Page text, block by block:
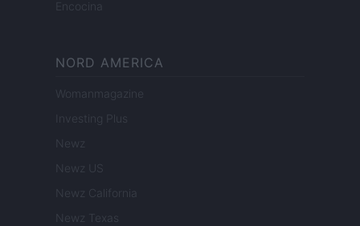
Encocina
NORD AMERICA
Womanmagazine
Investing Plus
Newz
Newz US
Newz California
Newz Texas